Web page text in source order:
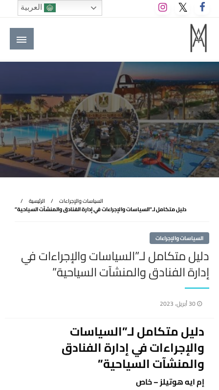
التخطي
إلى
المحتوى
M A hotels | إم ايه هوتيلز
الموقع الأول للعاملين في الفنادق في العالم العربي
الرئيسية
السياسات والإجراءات
دليل متكامل لـ”السياسات والإجراءات في إدارة الفنادق والمنشآت السياحية”
السياسات والإجراءات
دليل متكامل لـ”السياسات والإجراءات في
إدارة الفنادق والمنشآت السياحية”
نُشر
30 أبريل، 2023
دليل متكامل لـ”السياسات
والإجراءات في إدارة الفنادق
والمنشآت السياحية”
إم ايه هوتيلز – خاص
العربية